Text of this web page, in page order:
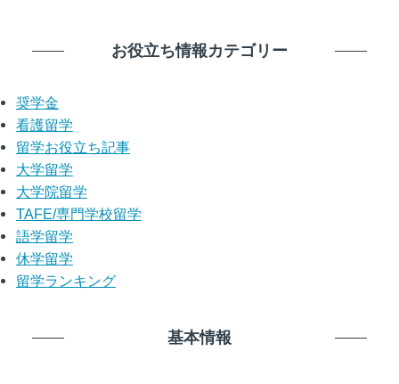
お役立ち情報カテゴリー
奨学金
看護留学
留学お役立ち記事
大学留学
大学院留学
TAFE/専門学校留学
語学留学
休学留学
留学ランキング
基本情報